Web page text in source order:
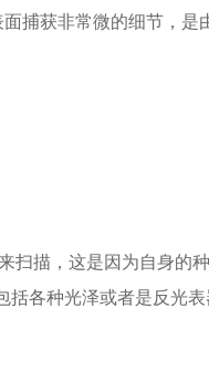
获非常微的细节，是
，这是因为自身的种
各种光泽或者是反光